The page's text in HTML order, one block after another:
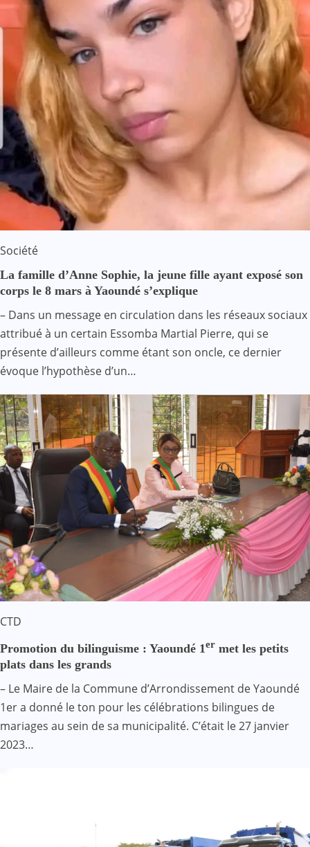
Société
La famille d’Anne Sophie, la jeune fille ayant exposé son
corps le 8 mars à Yaoundé s’explique
– Dans un message en circulation dans les réseaux sociaux
attribué à un certain Essomba Martial Pierre, qui se
présente d’ailleurs comme étant son oncle, ce dernier
évoque l’hypothèse d’un…
CTD
Promotion du bilinguisme : Yaoundé 1er met les petits
plats dans les grands
– Le Maire de la Commune d’Arrondissement de Yaoundé
1er a donné le ton pour les célébrations bilingues de
mariages au sein de sa municipalité. C’était le 27 janvier
2023…